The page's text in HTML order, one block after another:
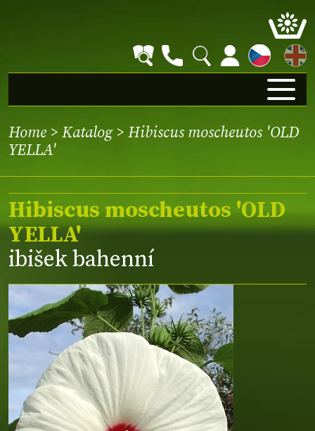
EN
Home > Katalog> Hibiscus moscheutos 'OLD
YELLA'
Hibiscus moscheutos 'OLD
YELLA'
ibišek bahenní